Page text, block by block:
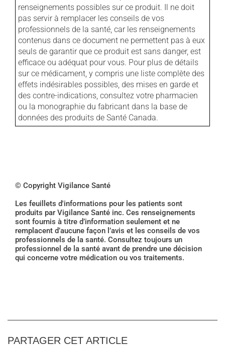
renseignements possibles sur ce produit. Il ne doit
pas servir à remplacer les conseils de vos
professionnels de la santé, car les renseignements
contenus dans ce document ne permettent pas à eux
seuls de garantir que ce produit est sans danger, est
efficace ou adéquat pour vous. Pour plus de détails
sur ce médicament, y compris une liste complète des
effets indésirables possibles, des mises en garde et
des contre-indications, consultez votre pharmacien
ou la monographie du fabricant dans la base de
données des produits de Santé Canada.
© Copyright Vigilance Santé
Les feuillets d'informations pour les patients sont
produits par Vigilance Santé inc. Ces renseignements
sont fournis à titre d’information seulement et ne
remplacent d’aucune façon l’avis et les conseils de vos
professionnels de la santé. Consultez toujours un
professionnel de la santé avant de prendre une décision
qui concerne votre médication ou vos traitements.
PARTAGER CET ARTICLE